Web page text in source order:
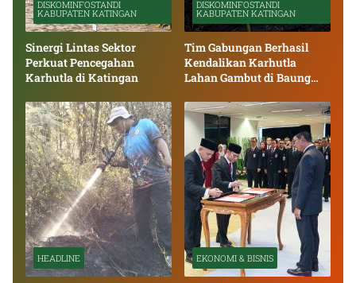
DISKOMINFOSTANDI
KABUPATEN KATINGAN
Sinergi Lintas Sektor
Perkuat Pencegahan
Karhutla di Katingan
DISKOMINFOSTANDI
KABUPATEN KATINGAN
Tim Gabungan Berhasil
Kendalikan Karhutla
Lahan Gambut di Baung
HEADLINE EKONOMI & BISNIS